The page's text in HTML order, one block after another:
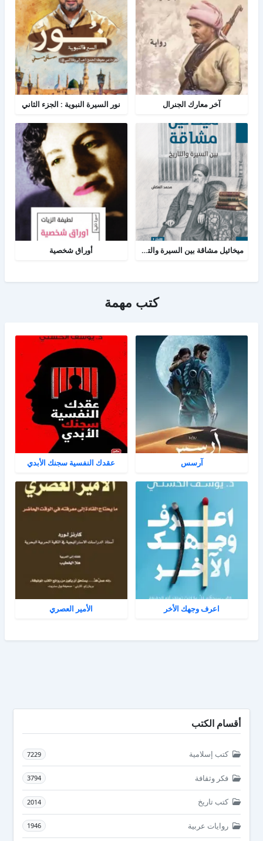
آخر معارك الجنرال نور السيرة النبوية : الجزء الثاني
ميخائيل مشاقة بين السيرة والتاريخ أوراق شخصية
كتب مهمة
آرسس عقدك النفسية سجنك الأبدي
اعرف وجهك الأخر الأمير العصري
أقسام الكتب
كتب إسلامية 7229
فكر وثقافة 3794
كتب تاريخ 2014
روايات عربية 1946